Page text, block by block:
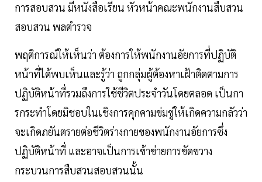
การสอบสวน มีหนังสือเรียน หัวหน้าคณะพนักงานสืบสวน
สอบสวน พลตํารวจ
พฤติการณ์ให้เห็นว่า ต้องการให้พนักงานอัยการที่ปฏิบัติ
หน้าที่ได้พบเห็นและรู้ว่า ถูกกลุ่มผู้ต้องหาเฝ้าติดตามการ
ปฏิบัติหน้าที่รวมถึงการใช้ชีวิตประจําวันโดยตลอด เป็นกา
รกระทําโดยมิชอบในเชิงการคุกคามข่มขู่ให้เกิดความกลัวว่า
จะเกิดภยันตรายต่อชีวิตร่างกายของพนักงานอัยการซึ่ง
ปฏิบัติหน้าที่ และอาจเป็นการเข้าข่ายการขัดขวาง
กระบวนการสืบสวนสอบสวนนั้น